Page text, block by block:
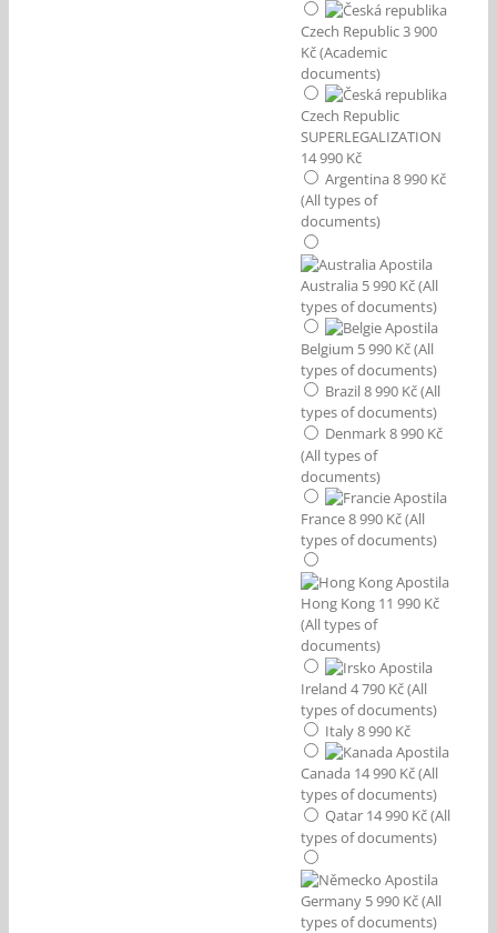
Czech Republic 3 900
Kč (Academic
documents)
Czech Republic
SUPERLEGALIZATION
14 990 Kč
Argentina 8 990 Kč
(All types of
documents)
Australia 5 990 Kč (All
types of documents)
Belgium 5 990 Kč (All
types of documents)
Brazil 8 990 Kč (All
types of documents)
Denmark 8 990 Kč
(All types of
documents)
France 8 990 Kč (All
types of documents)
Hong Kong 11 990 Kč
(All types of
documents)
Ireland 4 790 Kč (All
types of documents)
Italy 8 990 Kč
Canada 14 990 Kč (All
types of documents)
Qatar 14 990 Kč (All
types of documents)
Germany 5 990 Kč (All
types of documents)